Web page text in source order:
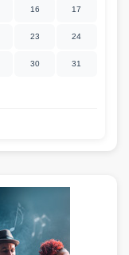
16 17
23 24
30 31